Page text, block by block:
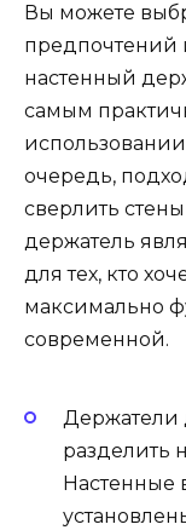
Вы можете
предпочтений
настенный
самым
очередь,
сверлить
держатель
для тех, кто
максимально
современной.
Держатели
разделить
Настенные